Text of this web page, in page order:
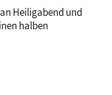
Heiligabend und
halben